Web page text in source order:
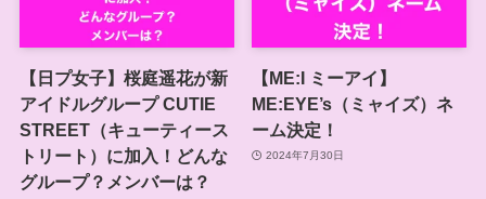
【日プ女子】桜庭遥花が新
アイドルグループ CUTIE
STREET（キューティース
トリート）に加入！どんな
グループ？メンバーは？
【ME:I ミーアイ】
ME:EYE’s（ミャイズ）ネ
ーム決定！
2024年7月30日